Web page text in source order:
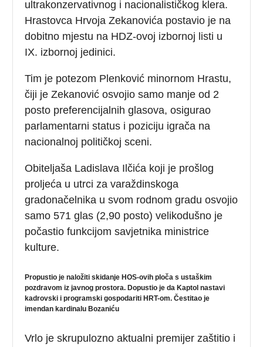
ultrakonzervativnog i nacionalističkog klera.
Hrastovca Hrvoja Zekanovića postavio je na
dobitno mjestu na HDZ-ovoj izbornoj listi u
IX. izbornoj jedinici.
Tim je potezom Plenković minornom Hrastu,
čiji je Zekanović osvojio samo manje od 2
posto preferencijalnih glasova, osigurao
parlamentarni status i poziciju igrača na
nacionalnoj političkoj sceni.
Obiteljaša Ladislava Ilčića koji je prošlog
proljeća u utrci za varaždinskoga
gradonačelnika u svom rodnom gradu osvojio
samo 571 glas (2,90 posto) velikodušno je
počastio funkcijom savjetnika ministrice
kulture.
Propustio je naložiti skidanje HOS-ovih ploča s ustaškim
pozdravom iz javnog prostora. Dopustio je da Kaptol nastavi
kadrovski i programski gospodariti HRT-om. Čestitao je
imendan kardinalu Bozaniću
Vrlo je skrupulozno aktualni premijer zaštitio i